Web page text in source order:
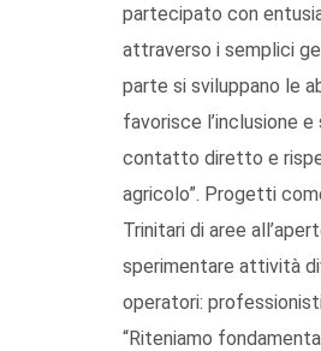
partecipato con
attraverso i semplici
parte si sviluppano le
favorisce l’inclusione
contatto diretto e
agricolo”. Progetti
Trinitari di aree
sperimentare attività
operatori:
“Riteniamo